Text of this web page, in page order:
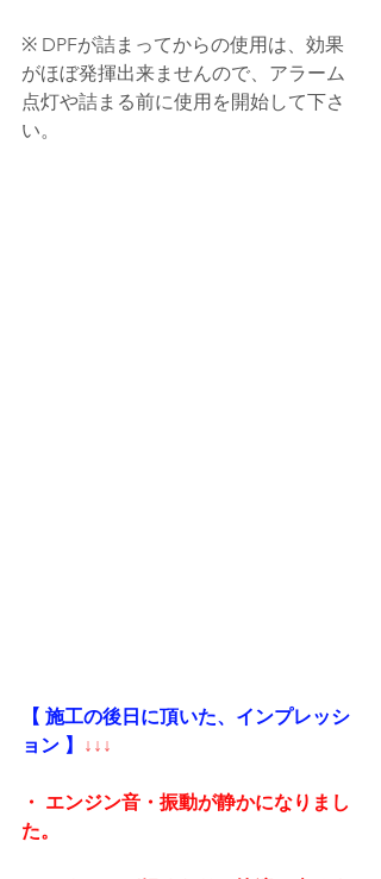
※ DPFが詰まってからの使用は、効果
がほぼ発揮出来ませんので、アラーム
点灯や詰まる前に使用を開始して下さ
い。
【 施工の後日に頂いた、インプレッシ
ョン 】
↓↓↓
・ エンジン音・振動が静かになりまし
た。